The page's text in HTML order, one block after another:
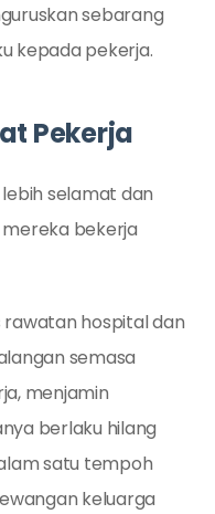
sebarang
kepada pekerja.
Pekerja
selamat dan
bekerja
rawatan hospital dan
semasa
menjamin
berlaku hilang
satu tempoh
keluarga